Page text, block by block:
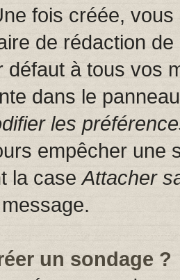
fois créée,
de rédaction
défaut à tous vos
dans le
les
empêcher une
la caseAttacher
un sondage ?